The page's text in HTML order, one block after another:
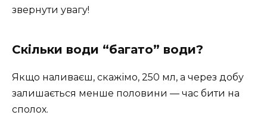
звернути увагу!
Скільки води “багато” води?
Якщо наливаєш, скажімо, 250 мл, а через добу
залишається менше половини — час бити на
сполох.